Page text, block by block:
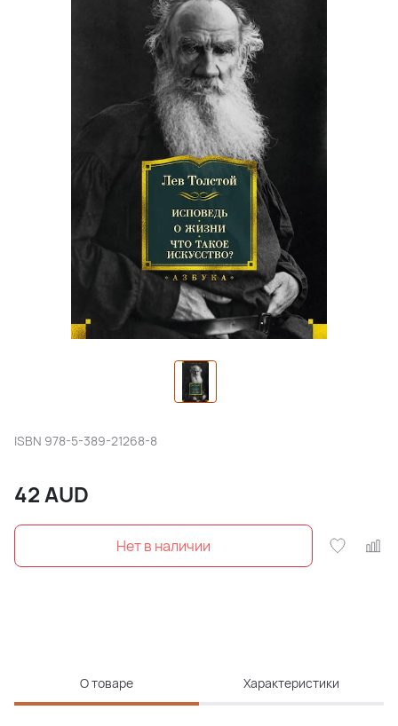
ISBN 978-5-389-21268-8
42 AUD
О товаре Характеристики